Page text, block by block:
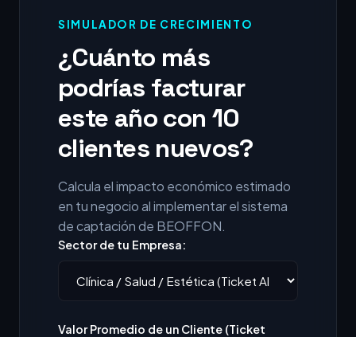
SIMULADOR DE CRECIMIENTO
¿Cuánto más
podrías facturar
este año con 10
clientes nuevos?
Calcula el impacto económico estimado
en tu negocio al implementar el sistema
de captación de BEOFFON.
Sector de tu Empresa:
Valor Promedio de un Cliente (Ticket